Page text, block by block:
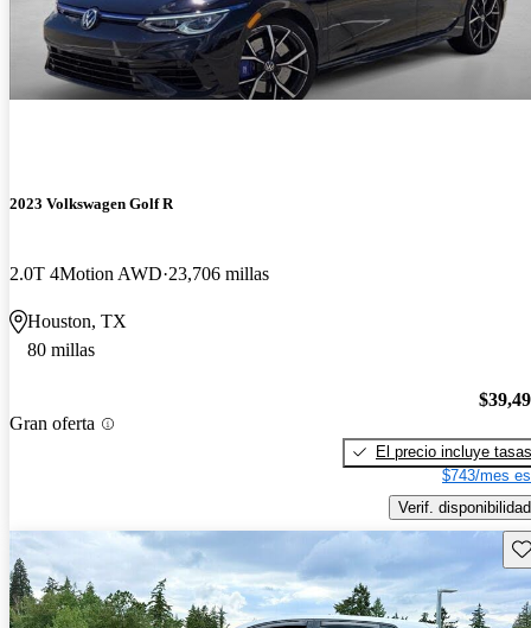
2023 Volkswagen Golf R
2.0T 4Motion AWD 23,706 millas
Houston, TX
80 millas
Gran oferta
El precio incluye tasas
$743/mes
Verif. disponibilidad